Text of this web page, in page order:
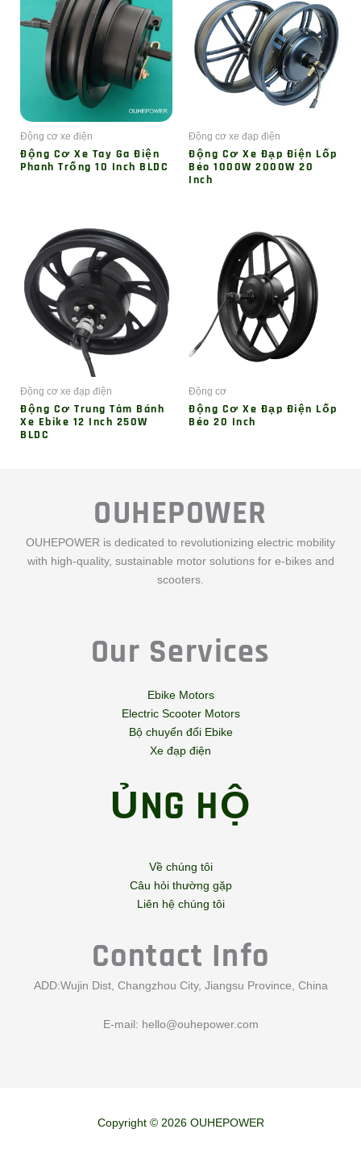
Động cơ xe điện
Động Cơ Xe Tay Ga Điện
Phanh Trống 10 Inch BLDC
Động cơ xe đạp điện
Động Cơ Xe Đạp Điện Lốp
Béo 1000W 2000W 20
Inch
Động cơ xe đạp điện
Động Cơ Trung Tâm Bánh
Xe Ebike 12 Inch 250W
BLDC
Động cơ
Động Cơ Xe Đạp Điện Lốp
Béo 20 Inch
OUHEPOWER
OUHEPOWER is dedicated to revolutionizing electric mobility
with high-quality, sustainable motor solutions for e-bikes and
scooters.
Our Services
Ebike Motors
Electric Scooter Motors
Bộ chuyển đổi Ebike
Xe đạp điện
ỦNG HỘ
Về chúng tôi
Câu hỏi thường gặp
Liên hệ chúng tôi
Contact Info
ADD:Wujin Dist, Changzhou City, Jiangsu Province, China
E-mail: hello@ouhepower.com
Copyright © 2026 OUHEPOWER